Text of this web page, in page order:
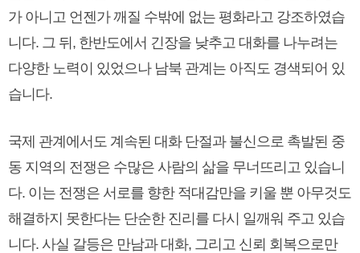
가 아니고 언젠가 깨질 수밖에 없는 평화라고 강조하였습
니다. 그 뒤, 한반도에서 긴장을 낮추고 대화를 나누려는
다양한 노력이 있었으나 남북 관계는 아직도 경색되어 있
습니다.
국제 관계에서도 계속된 대화 단절과 불신으로 촉발된 중
동 지역의 전쟁은 수많은 사람의 삶을 무너뜨리고 있습니
다. 이는 전쟁은 서로를 향한 적대감만을 키울 뿐 아무것도
해결하지 못한다는 단순한 진리를 다시 일깨워 주고 있습
니다. 사실 갈등은 만남과 대화, 그리고 신뢰 회복으로만